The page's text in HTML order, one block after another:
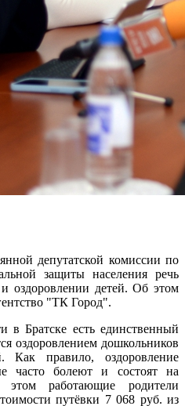
депутатской комиссии по
защиты населения речь
оздоровлении детей. Об этом
"ТК Город".
в Братске есть единственный
оздоровлением дошкольников
Как правило, оздоровление
часто болеют и состоят на
работающие родители
путёвки 7 068 руб. из